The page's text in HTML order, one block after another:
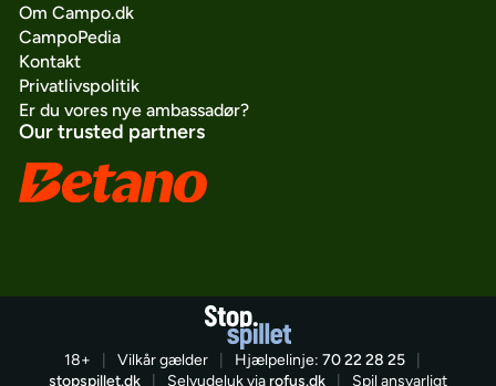
Om Campo.dk
CampoPedia
Kontakt
Privatlivspolitik
Er du vores nye ambassadør?
Our trusted partners
18+ Vilkår gælder Hjælpelinje: 70 22 28 25
stopspillet.dk
Selvudeluk via rofus.dk Spil ansvarligt